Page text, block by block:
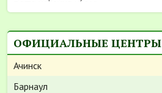
ОФИЦИАЛЬНЫЕ ЦЕНТРЫ
Ачинск
Барнаул